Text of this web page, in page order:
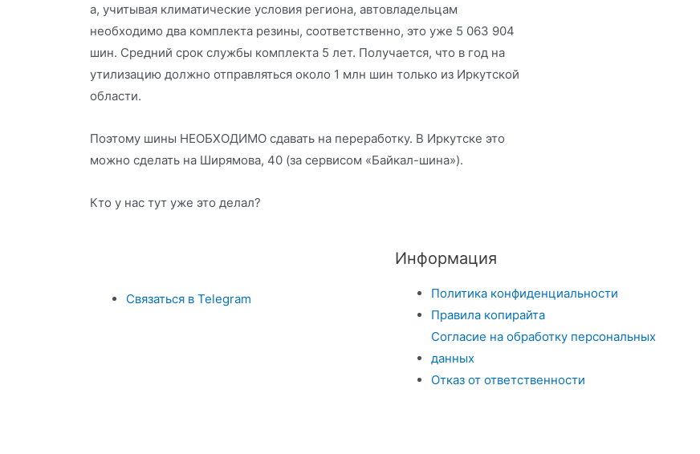
а, учитывая климатические условия региона, автовладельцам
необходимо два комплекта резины, соответственно, это уже 5 063 904
шин. Средний срок службы комплекта 5 лет. Получается, что в год на
утилизацию должно отправляться около 1 млн шин только из Иркутской
области.
Поэтому шины НЕОБХОДИМО сдавать на переработку. В Иркутске это
можно сделать на Ширямова, 40 (за сервисом «Байкал-шина»).
Кто у нас тут уже это делал?
Связаться в Telegram
Информация
Политика конфиденциальности
Правила копирайта
Согласие на обработку персональных
данных
Отказ от ответственности